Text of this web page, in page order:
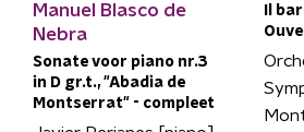
Manuel Blasco de
Nebra
Sonate voor piano nr.3
in D gr.t., "Abadia de
Montserrat" - compleet
Il